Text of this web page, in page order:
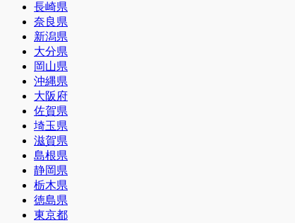
長崎県
奈良県
新潟県
大分県
岡山県
沖縄県
大阪府
佐賀県
埼玉県
滋賀県
島根県
静岡県
栃木県
徳島県
東京都